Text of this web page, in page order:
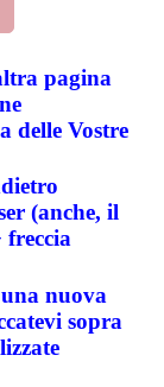
pagina
delle Vostre
(anche, il
nuova
sopra